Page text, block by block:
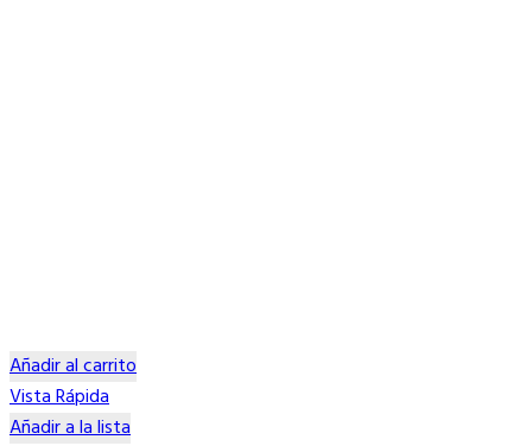
Añadir al carrito
Vista Rápida
Añadir a la lista